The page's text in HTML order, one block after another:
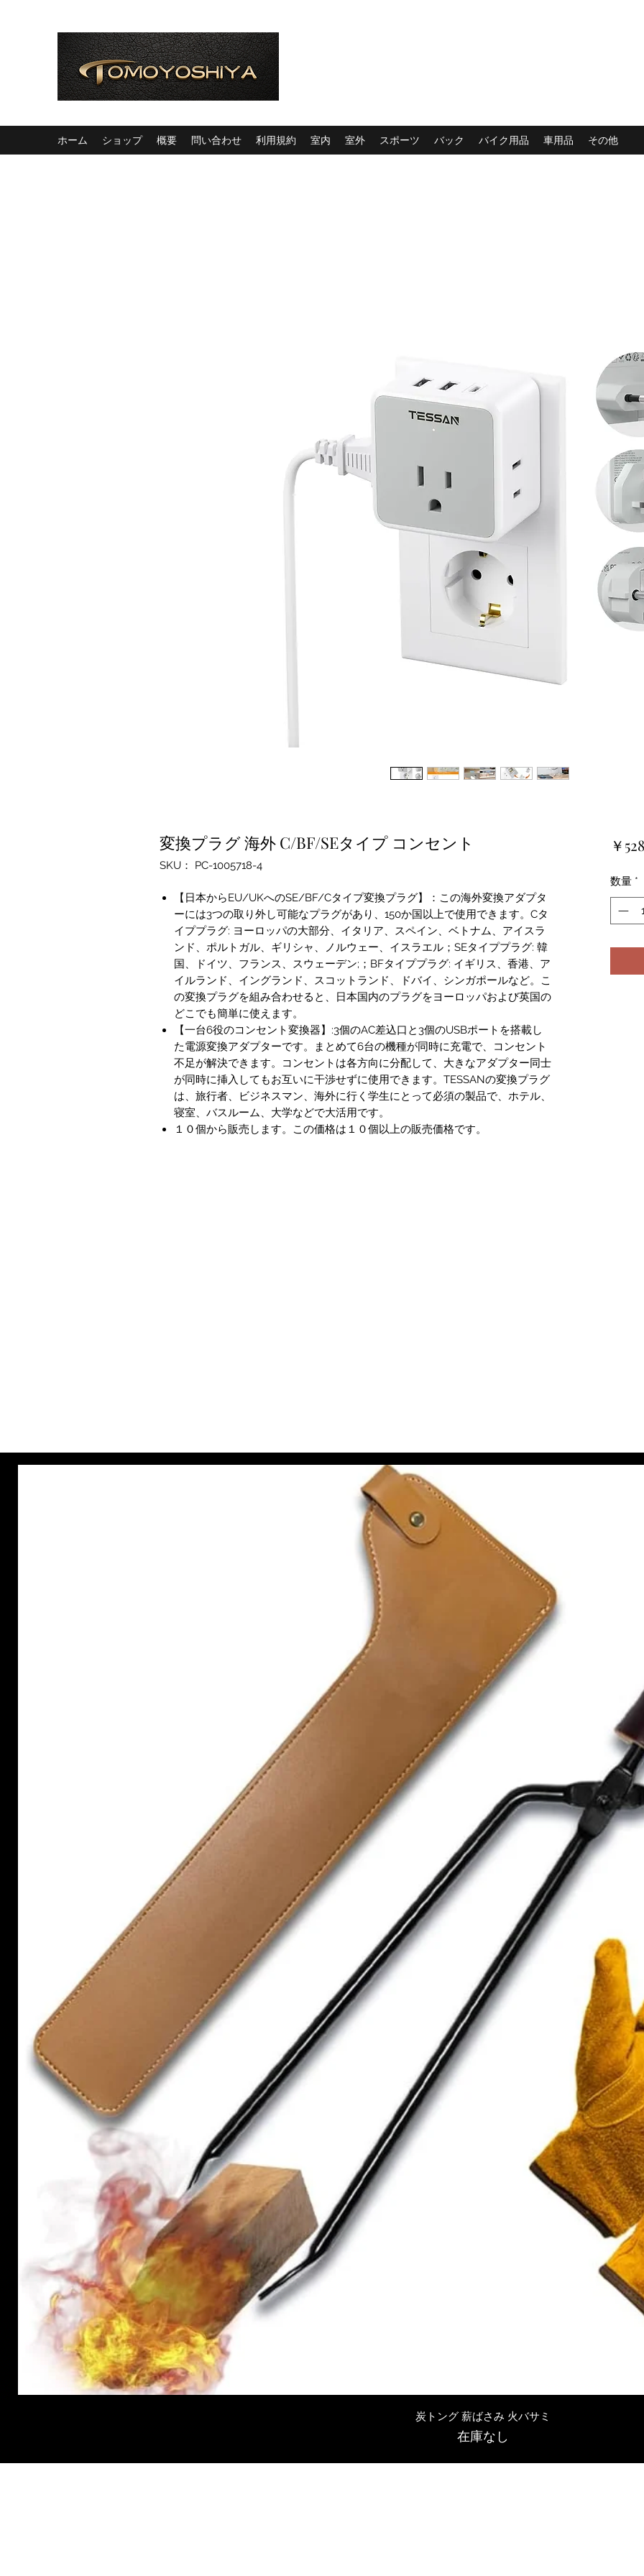
ホーム ショップ 概要 問い合わせ 利用規約 室内 室外 スポーツ バック バイク用品 車用品 その他
変換プラグ 海外 C/BF/SEタイプ コンセント
SKU： PC-1005718-4
【日本からEU/UKへのSE/BF/Cタイプ変換プラグ】：この海外変換アダプタ
ーには3つの取り外し可能なプラグがあり、150か国以上で使用できます。Cタ
イププラグ: ヨーロッパの大部分、イタリア、スペイン、ベトナム、アイスラ
ンド、ポルトガル、ギリシャ、ノルウェー、イスラエル；SEタイププラグ: 韓
国、ドイツ、フランス、スウェーデン;；BFタイププラグ: イギリス、香港、ア
イルランド、イングランド、スコットランド、ドバイ、シンガポールなど。こ
の変換プラグを組み合わせると、日本国内のプラグをヨーロッパおよび英国の
どこでも簡単に使えます。
【一台6役のコンセント変換器】:3個のAC差込口と3個のUSBポートを搭載し
た電源変換アダプターです。まとめて6台の機種が同時に充電で、コンセント
不足が解決できます。コンセントは各方向に分配して、大きなアダプター同士
が同時に挿入してもお互いに干渉せずに使用できます。TESSANの変換プラグ
は、旅行者、ビジネスマン、海外に行く学生にとって必須の製品で、ホテル、
寝室、バスルーム、大学などで大活用です。
１０個から販売します。この価格は１０個以上の販売価格です。
￥528
数量 *
クイックビュー
炭トング 薪ばさみ 火バサミ
在庫なし